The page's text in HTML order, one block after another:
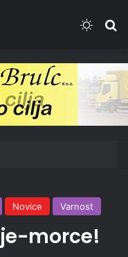
Novice Varnost
morce!